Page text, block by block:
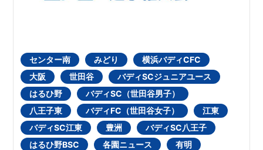
センター南 みどり
横浜バディCFC
大阪
世田谷
バディSCジュニアユース
はるひ野
バディSC（世田谷男子）
八王子東
バディFC（世田谷女子）
江東
バディSC江東
豊洲
バディSC八王子
はるひ野BSC
各園ニュース
有明